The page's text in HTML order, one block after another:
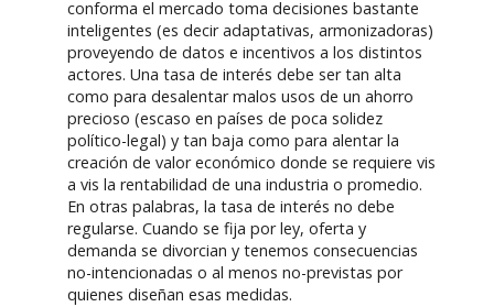
conforma el mercado toma decisiones bastante
inteligentes (es decir adaptativas, armonizadoras)
proveyendo de datos e incentivos a los distintos
actores. Una tasa de interés debe ser tan alta
como para desalentar malos usos de un ahorro
precioso (escaso en países de poca solidez
político-legal) y tan baja como para alentar la
creación de valor económico donde se requiere vis
a vis la rentabilidad de una industria o promedio.
En otras palabras, la tasa de interés no debe
regularse. Cuando se fija por ley, oferta y
demanda se divorcian y tenemos consecuencias
no-intencionadas o al menos no-previstas por
quienes diseñan esas medidas.